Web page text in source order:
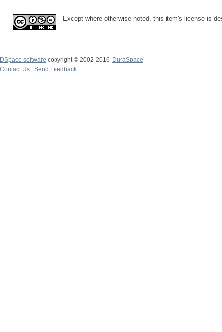
Except where otherwise noted, this item's license is
DSpace software copyright © 2002-2016
DuraSpace
Contact Us
Send Feedback